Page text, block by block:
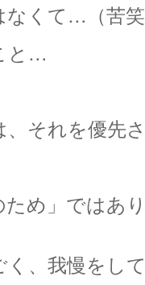
くて…（苦
と…
それを優先
め」ではあ
、我慢をし